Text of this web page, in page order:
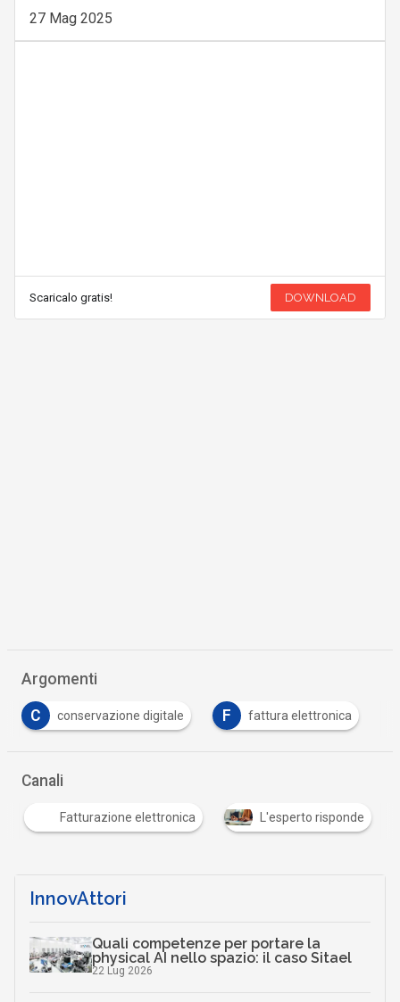
27 Mag 2025
Scaricalo gratis! DOWNLOAD
Argomenti
C conservazione digitale F fattura elettronica
Canali
Fatturazione elettronica L'esperto risponde
InnovAttori
Quali competenze per portare la
physical AI nello spazio: il caso Sitael
22 Lug 2026